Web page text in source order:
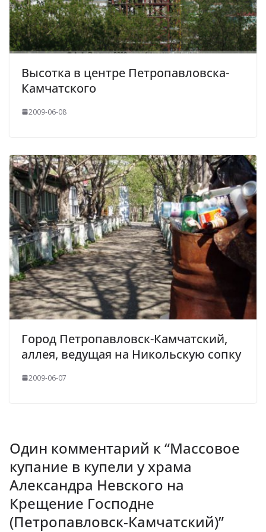
Высотка в центре Петропавловска-
Камчатского
2009-06-08
Город Петропавловск-Камчатский,
аллея, ведущая на Никольскую сопку
2009-06-07
Один комментарий к “Массовое
купание в купели у храма
Александра Невского на
Крещение Господне
(Петропавловск-Камчатский)”